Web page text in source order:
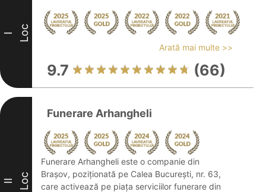
I Loc
Arată mai multe >>
9.7 (66)
II Loc
Funerare Arhangheli
Funerare Arhangheli este o companie din
Brașov, poziționată pe Calea București, nr. 63,
care activează pe piața serviciilor funerare din